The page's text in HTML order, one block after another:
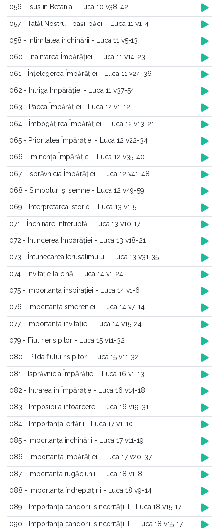
056 - Isus în Betania - Luca 10 v38-42
057 - Tatăl Nostru - pașii păcii - Luca 11 v1-4
058 - Intimitatea închinării - Luca 11 v5-13
060 - Inaintarea Împărăției - Luca 11 v14-23
061 - Înțelegerea Împărăției - Luca 11 v24-36
062 - Intriga Împărăției - Luca 11 v37-54
063 - Pacea Împărăției - Luca 12 v1-12
064 - Îmbogățirea Împărăției - Luca 12 v13-21
065 - Prioritatea Împărăției - Luca 12 v22-34
066 - Iminența Împărăției - Luca 12 v35-40
067 - Isprăvnicia Împărăției - Luca 12 v41-48
068 - Simboluri și semne - Luca 12 v49-59
069 - Interpretarea istoriei - Luca 13 v1-5
071 - Închinare intreruptă - Luca 13 v10-17
072 - Întinderea Împărăției - Luca 13 v18-21
073 - Întunecarea Ierusalimului - Luca 13 v31-35
074 - Invitație la cină - Luca 14 v1-24
075 - Importanța inspirației - Luca 14 v1-6
076 - Importanța smereniei - Luca 14 v7-14
077 - Importanța invitației - Luca 14 v15-24
079 - Fiul nerisipitor - Luca 15 v11-32
080 - Pilda fiului risipitor - Luca 15 v11-32
081 - Isprăvnicia Împărăției - Luca 16 v1-13
082 - Intrarea în Împărăție - Luca 16 v14-18
083 - Imposibila întoarcere - Luca 16 v19-31
084 - Importanța iertării - Luca 17 v1-10
085 - Importanța închinării - Luca 17 v11-19
086 - Importanța Împărăției - Luca 17 v20-37
087 - Importanța rugăciunii - Luca 18 v1-8
088 - Importanța îndreptățirii - Luca 18 v9-14
089 - Importanța candorii, sincerității I - Luca 18 v15-17
090 - Importanța candorii, sincerității II - Luca 18 v15-17